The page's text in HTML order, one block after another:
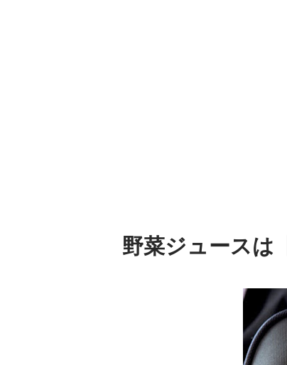
野菜ジュースは